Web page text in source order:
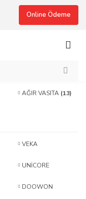
Online Ödeme
AĞIR VASITA (13)
VEKA
UNİCORE
DOOWON